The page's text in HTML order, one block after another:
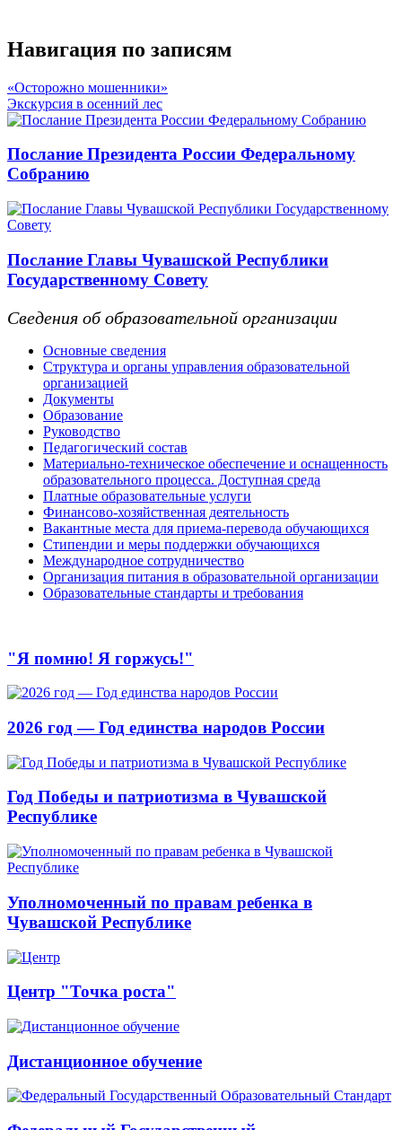
Навигация по записям
«Осторожно мошенники»
Экскурсия в осенний лес
Послание Президента России Федеральному
Собранию
Послание Главы Чувашской Республики
Государственному Совету
Сведения об образовательной организации
Основные сведения
Структура и органы управления образовательной
организацией
Документы
Образование
Руководство
Педагогический состав
Материально-техническое обеспечение и оснащенность
образовательного процесса. Доступная среда
Платные образовательные услуги
Финансово-хозяйственная деятельность
Вакантные места для приема-перевода обучающихся
Стипендии и меры поддержки обучающихся
Международное сотрудничество
Организация питания в образовательной организации
Образовательные стандарты и требования
"Я помню! Я горжусь!"
2026 год — Год единства народов России
Год Победы и патриотизма в Чувашской
Республике
Уполномоченный по правам ребенка в
Чувашской Республике
Центр "Точка роста"
Дистанционное обучение